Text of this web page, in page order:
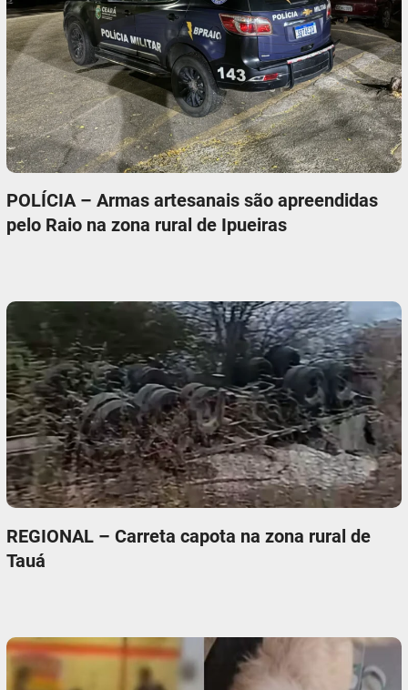
POLÍCIA – Armas artesanais são apreendidas
pelo Raio na zona rural de Ipueiras
REGIONAL – Carreta capota na zona rural de
Tauá